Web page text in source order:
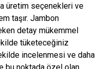
üretim seçenekleri ve
taşır. Jambon
detay mükemmel
tüketeceğiniz
incelenmesi ve daha